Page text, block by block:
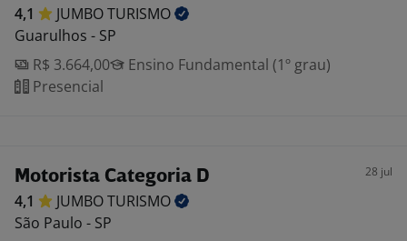
4,1 JUMBOTURISMO
Guarulhos - SP
R$ 3.664,00
Ensino Fundamental (1º grau)
Presencial
Motorista Categoria D 28 jul
4,1 JUMBOTURISMO
São Paulo - SP